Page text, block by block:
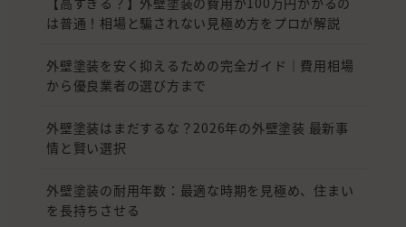
は普通！相場と騙されない見極め方をプロが解説
外壁塗装を安く抑えるための完全ガイド｜費用相場
から優良業者の選び方まで
外壁塗装はまだするな？2026年の外壁塗装 最新事
情と賢い選択
外壁塗装の耐用年数：最適な時期を見極め、住まい
を長持ちさせる